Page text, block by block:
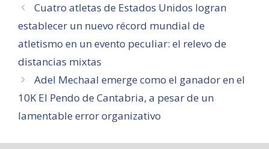
Cuatro atletas de Estados Unidos logran
establecer un nuevo récord mundial de
atletismo en un evento peculiar: el relevo de
distancias mixtas
Adel Mechaal emerge como el ganador en el
10K El Pendo de Cantabria, a pesar de un
lamentable error organizativo